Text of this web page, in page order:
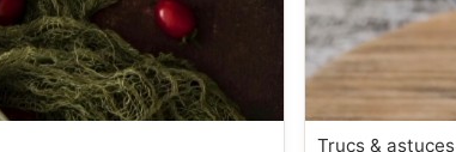
Trucs & astuces